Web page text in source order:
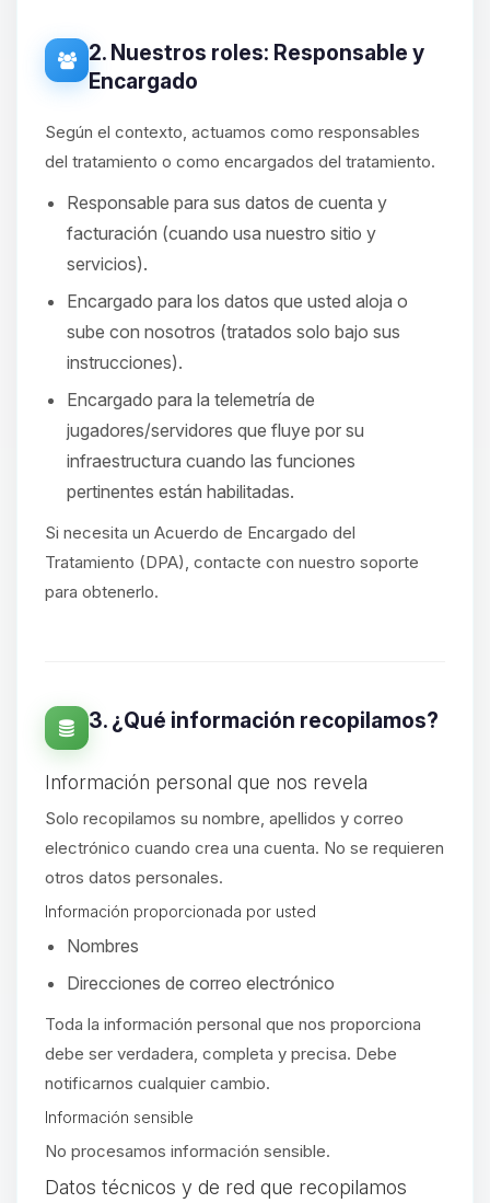
2. Nuestros roles: Responsable y
Encargado
Según el contexto, actuamos como responsables
del tratamiento o como encargados del tratamiento.
Responsable para sus datos de cuenta y
facturación (cuando usa nuestro sitio y
servicios).
Encargado para los datos que usted aloja o
sube con nosotros (tratados solo bajo sus
instrucciones).
Encargado para la telemetría de
jugadores/servidores que fluye por su
infraestructura cuando las funciones
pertinentes están habilitadas.
Si necesita un Acuerdo de Encargado del
Tratamiento (DPA), contacte con nuestro soporte
para obtenerlo.
3. ¿Qué información recopilamos?
Información personal que nos revela
Solo recopilamos su nombre, apellidos y correo
electrónico cuando crea una cuenta. No se requieren
otros datos personales.
Información proporcionada por usted
Nombres
Direcciones de correo electrónico
Toda la información personal que nos proporciona
debe ser verdadera, completa y precisa. Debe
notificarnos cualquier cambio.
Información sensible
No procesamos información sensible.
Datos técnicos y de red que recopilamos
Yupi, por fin alguien con quien